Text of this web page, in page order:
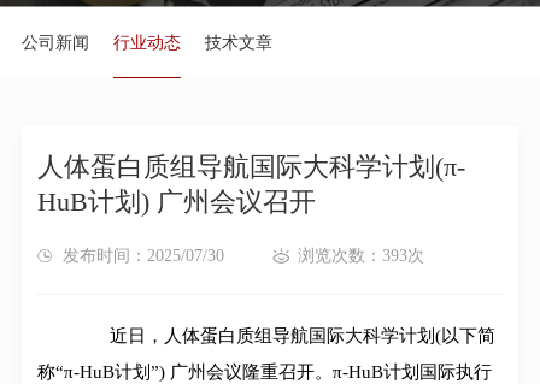
公司新闻 行业动态 技术文章
人体蛋白质组导航国际大科学计划(π-
HuB计划) 广州会议召开
发布时间：2025/07/30 浏览次数：393次
近日，人体蛋白质组导航国际大科学计划(以下简
称“π-HuB计划”) 广州会议隆重召开。π-HuB计划国际执行